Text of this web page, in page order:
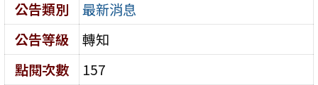
公告類別
最新消息
公告等級
轉知
點閱次數
157